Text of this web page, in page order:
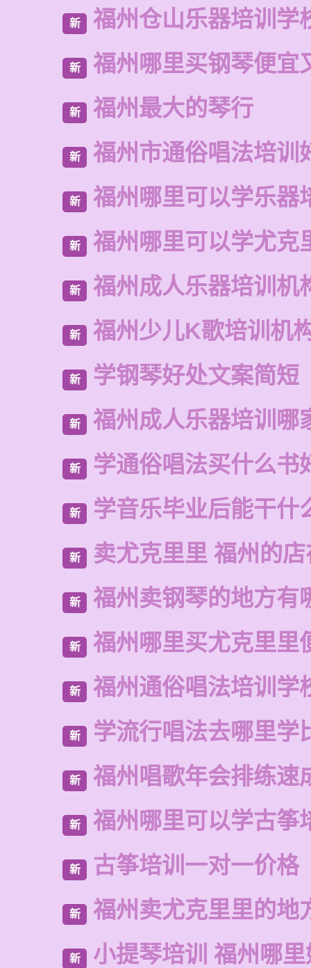
新 福州仓山乐器培训学
新 福州哪里买钢琴便宜
新 福州最大的琴行
新 福州市通俗唱法培训
新 福州哪里可以学乐器
新 福州哪里可以学尤克
新 福州成人乐器培训机
新 福州少儿K歌培训机
新 学钢琴好处文案简短
新 福州成人乐器培训哪
新 学通俗唱法买什么书
新 学音乐毕业后能干什
新 卖尤克里里 福州的
新 福州卖钢琴的地方有
新 福州哪里买尤克里里
新 福州通俗唱法培训学
新 学流行唱法去哪里学
新 福州唱歌年会排练速
新 福州哪里可以学古筝
新 古筝培训一对一价格
新 福州卖尤克里里的地
新 小提琴培训 福州哪